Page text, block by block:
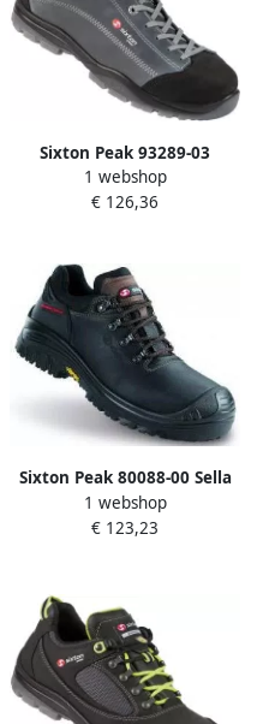
Sixton Peak 93289-03
Pasitos Hoog S3 ESD Grijs
Zwart 00.091.015.46
1 webshop
€ 126,36
Sixton Peak 80088-00 Sella
LG S3 Zwart 11.091.018.47
1 webshop
€ 123,23